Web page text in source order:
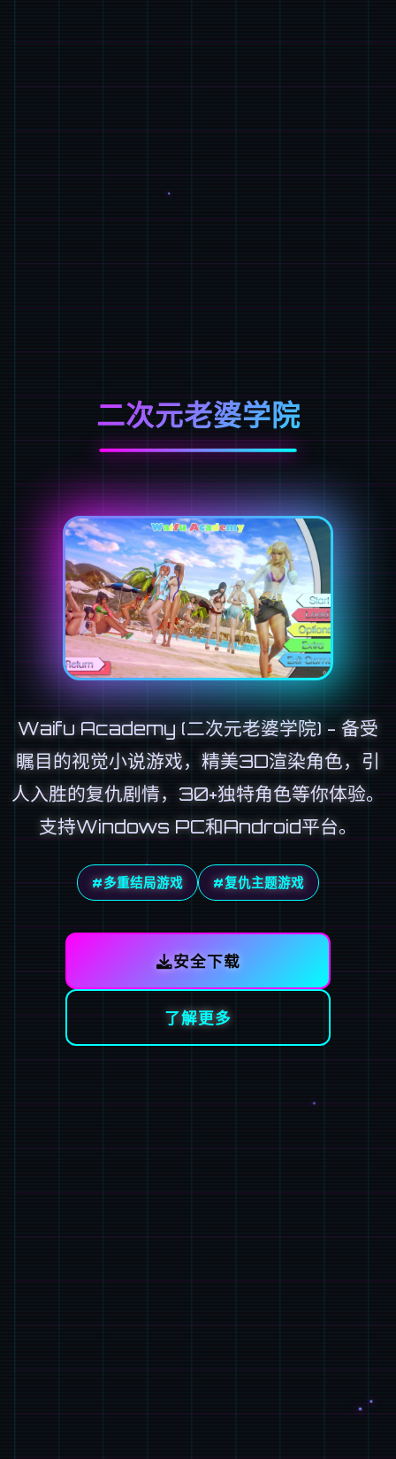
二次元老婆学院
Waifu Academy (二次元老婆学院) - 备受
瞩目的视觉小说游戏，精美3D渲染角色，引
人入胜的复仇剧情，30+独特角色等你体验。
支持Windows PC和Android平台。
#多重结局游戏 #复仇主题游戏
安全下载
了解更多